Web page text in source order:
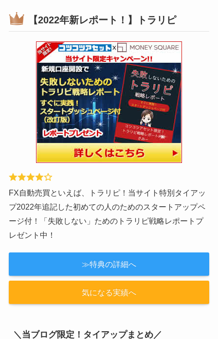
1000万円の資金で実戦中！2020年は140万円のプラス！
今なら当サイト限定で渾身の50ページの大作『失敗しな
いトライオートFXレポート』（レポート作成はかなり頑
張りました！）と「最大5万3000円」のキャッシュバッ
≫気になる実績へ
【2022年新レポート！】トラリピ